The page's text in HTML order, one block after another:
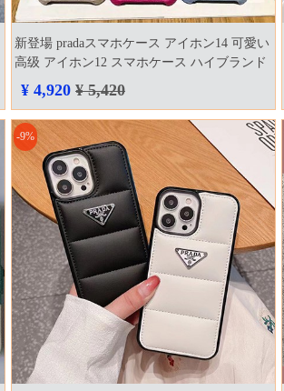
新登場 pradaスマホケース アイホン14 可愛い
高级 アイホン12 スマホケース ハイブランド
¥ 4,920 ¥ 5,420
-9%